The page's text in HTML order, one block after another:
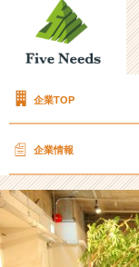
企業TOP
企業情報